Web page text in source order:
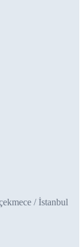
/ İstanbul